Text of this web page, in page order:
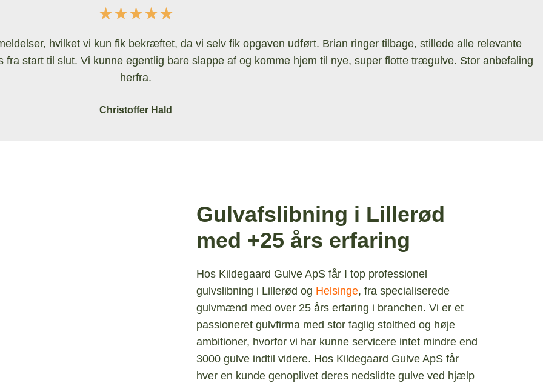
★★★★★
hvilket vi kun fik bekræftet, da vi selv fik opgaven udført. Brian ringer tilbage, stillede alle relevante
start til slut. Vi kunne egentlig bare slappe af og komme hjem til nye, super flotte trægulve. Stor anbefaling
herfra.
Christoffer Hald
Gulvafslibning i Lillerød
med +25 års erfaring
Hos Kildegaard Gulve ApS får I top professionel
gulvslibning i Lillerød og Helsinge, fra specialiserede
gulvmænd med over 25 års erfaring i branchen. Vi er et
passioneret gulvfirma med stor faglig stolthed og høje
ambitioner, hvorfor vi har kunne servicere intet mindre end
3000 gulve indtil videre. Hos Kildegaard Gulve ApS får
hver en kunde genoplivet deres nedslidte gulve ved hjælp